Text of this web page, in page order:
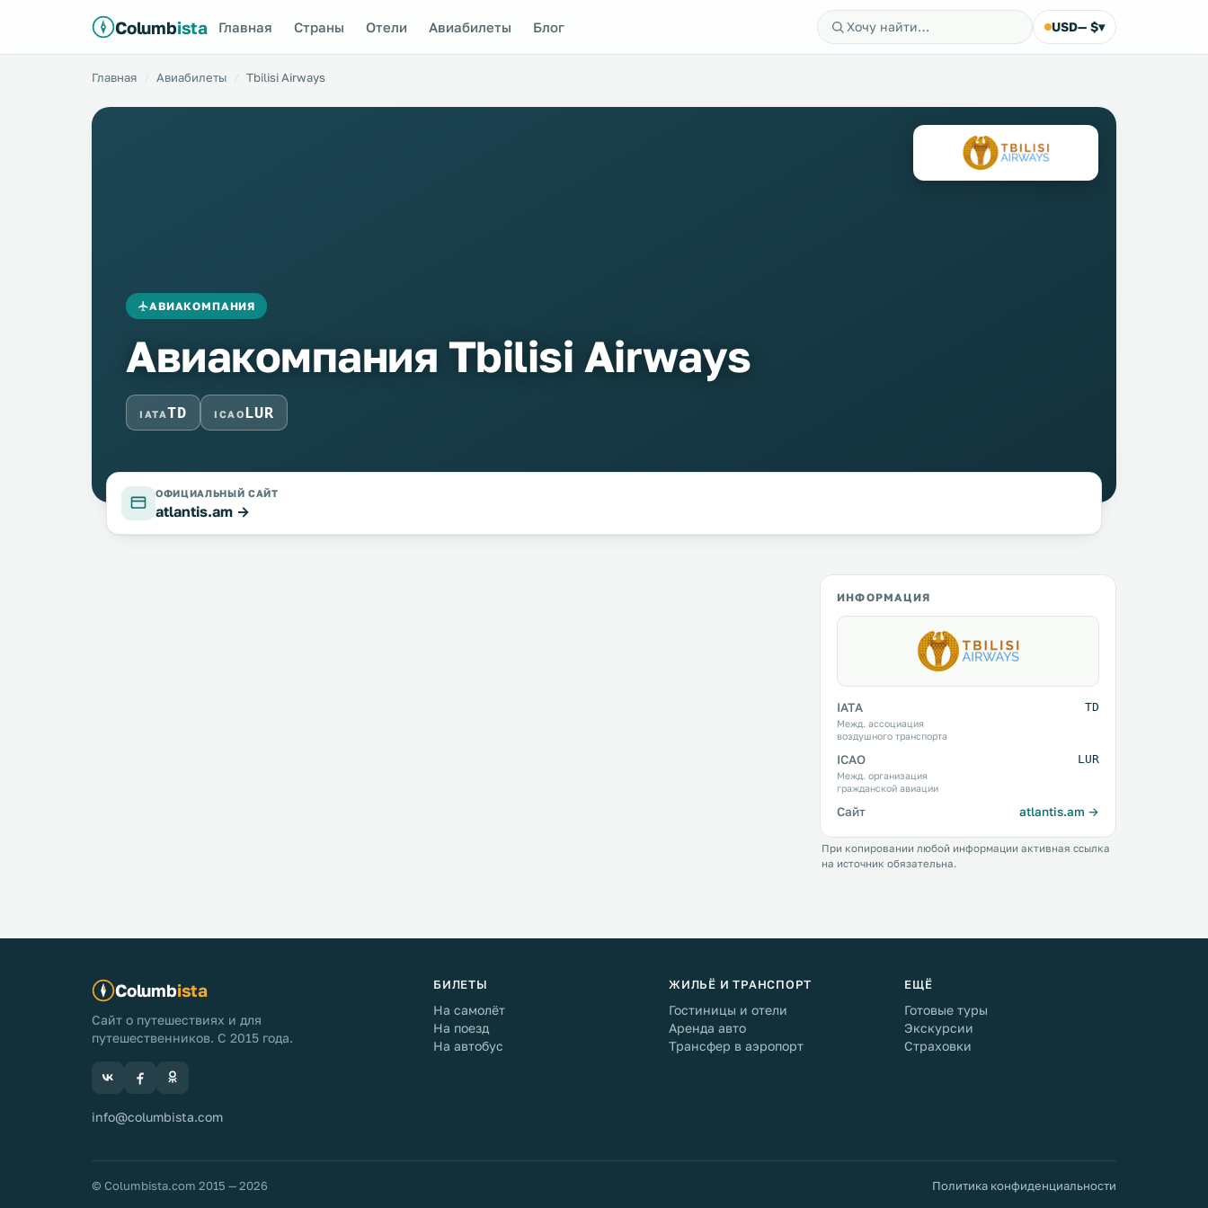
Columbista Главная Страны Отели Авиабилеты Блог USD— $▾
Главная Авиабилеты Tbilisi Airways
АВИАКОМПАНИЯ
Авиакомпания Tbilisi Airways
IATATD ICAOLUR
ОФИЦИАЛЬНЫЙ САЙТ
atlantis.am →
ИНФОРМАЦИЯ
IATA
Межд. ассоциация
воздушного транспорта
TD
ICAO
Межд. организация
гражданской авиации
LUR
Сайт atlantis.am →
При копировании любой информации активная ссылка
на источник обязательна.
Columbista
Сайт о путешествиях и для
путешественников. С 2015 года.
info@columbista.com
БИЛЕТЫ
На самолёт
На поезд
На автобус
ЖИЛЬЁ И ТРАНСПОРТ
Гостиницы и отели
Аренда авто
Трансфер в аэропорт
ЕЩЁ
Готовые туры
Экскурсии
Страховки
© Columbista.com 2015 — 2026 Политика конфиденциальности